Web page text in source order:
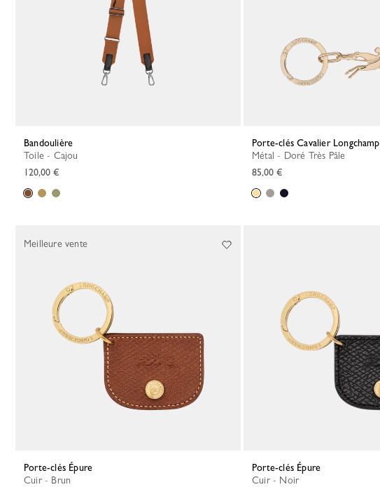
Bandoulière
Toile - Cajou
120,00 €
Porte-clés Cavalier Longchamp
Métal - Doré Très Pâle
85,00 €
Porte-clés Épure
Cuir - Brun
Meilleure vente
Porte-clés Épure
Cuir - Noir